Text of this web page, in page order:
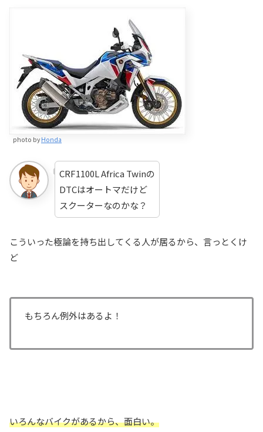
photo byHonda
CRF1100L Africa Twinの
DTCはオートマだけど
スクーターなのかな？
こういった極論を持ち出してくる人が居るから、言っとくけ
ど
もちろん例外はあるよ！
いろんなバイクがあるから、面白い。